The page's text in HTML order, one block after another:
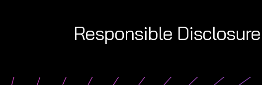
Responsible Disclosure